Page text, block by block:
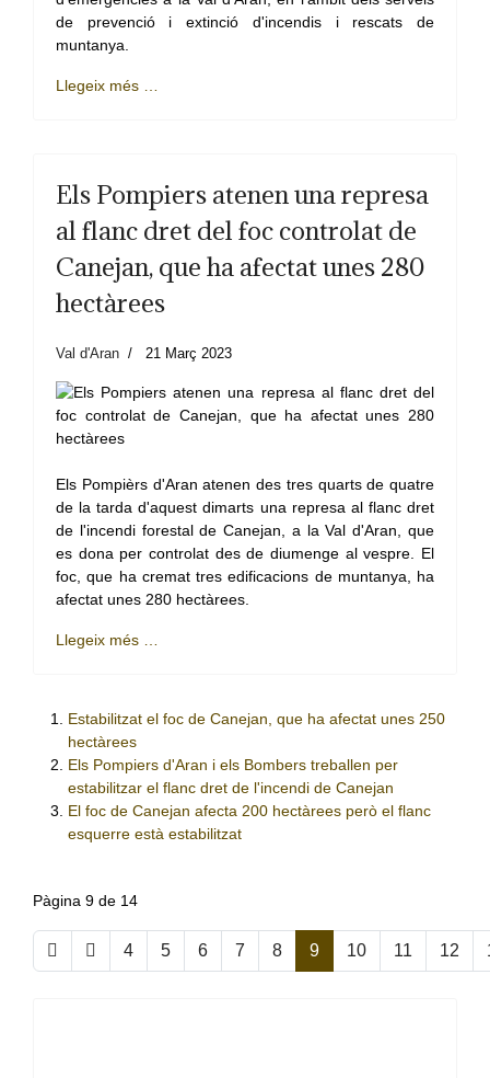
de prevenció i extinció d'incendis i rescats de
muntanya.
Llegeix més …
Els Pompiers atenen una represa
al flanc dret del foc controlat de
Canejan, que ha afectat unes 280
hectàrees
Val d'Aran 21 Març 2023
Els Pompièrs d'Aran atenen des tres quarts de quatre
de la tarda d'aquest dimarts una represa al flanc dret
de l'incendi forestal de Canejan, a la Val d'Aran, que
es dona per controlat des de diumenge al vespre. El
foc, que ha cremat tres edificacions de muntanya, ha
afectat unes 280 hectàrees.
Llegeix més …
Estabilitzat el foc de Canejan, que ha afectat unes 250
hectàrees
Els Pompiers d'Aran i els Bombers treballen per
estabilitzar el flanc dret de l'incendi de Canejan
El foc de Canejan afecta 200 hectàrees però el flanc
esquerre està estabilitzat
Pàgina 9 de 14
4 5 6 7 8 9 10 11 12